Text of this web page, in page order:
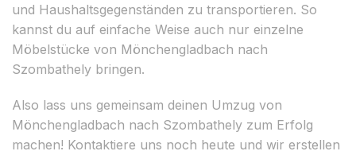
und Haushaltsgegenständen zu transportieren. So
kannst du auf einfache Weise auch nur einzelne
Möbelstücke von Mönchengladbach nach
Szombathely bringen.
Also lass uns gemeinsam deinen Umzug von
Mönchengladbach nach Szombathely zum Erfolg
machen! Kontaktiere uns noch heute und wir erstellen